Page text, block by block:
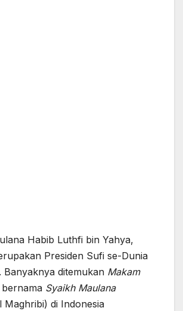
Habib Luthfi bin Yahya,
Presiden Sufi se-Dunia
Banyaknya ditemukan Makam
Syaikh Maulana
di Indonesia